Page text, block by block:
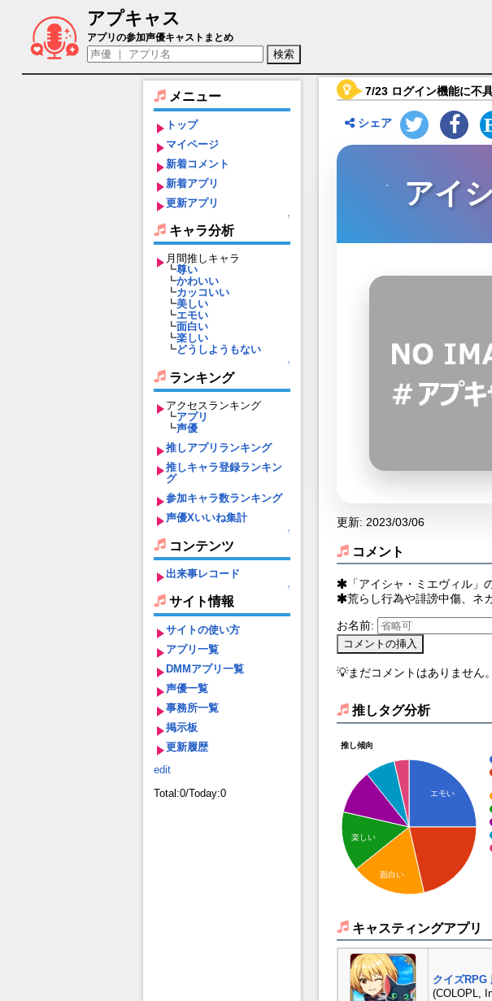
アプキャス
アイシャ・ミエヴィル（声優：橘えみり)【クイズRPG 魔法
アプリの参加声優キャストまとめ
メニュー
トップ
マイページ
新着コメント
新着アプリ
更新アプリ
↑
キャラ分析
月間推しキャラ
┗尊い
┗かわいい
┗カッコいい
┗美しい
┗エモい
┗面白い
┗楽しい
┗どうしようもない
↑
ランキング
アクセスランキング
┗アプリ
┗声優
推しアプリランキング
推しキャラ登録ランキン
グ
参加キャラ数ランキング
声優Xいいね集計
↑
コンテンツ
出来事レコード
↑
サイト情報
サイトの使い方
アプリ一覧
DMMアプリ一覧
声優一覧
事務所一覧
掲示板
更新履歴
edit
Total:0/Today:0
7/23 ログイン機能に不
シェア
アイ
更新: 2023/03/06
コメント
「アイシャ・ミエヴィル」
荒らし行為や誹謗中傷、ネ
お名前:
💡まだコメントはありません
推しタグ分析
推し傾向
エモい
楽しい
面白い
キャスティングアプリ
クイズRPG
(COLOPL,